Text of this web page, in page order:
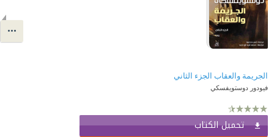
الجريمة والعقاب الجزء الثاني
فيودور دوستويفسكي
تحميل الكتاب